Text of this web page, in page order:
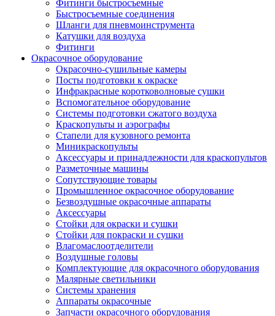
Фитинги быстросъемные
Быстросъемные соединения
Шланги для пневмоинструмента
Катушки для воздуха
Фитинги
Окрасочное оборудование
Окрасочно-сушильные камеры
Посты подготовки к окраске
Инфракрасные коротковолновые сушки
Вспомогательное оборудование
Системы подготовки сжатого воздуха
Краскопульты и аэрографы
Стапели для кузовного ремонта
Миникраскопульты
Аксессуары и принадлежности для краскопультов
Разметочные машины
Сопутствующие товары
Промышленное окрасочное оборудование
Безвоздушные окрасочные аппараты
Аксессуары
Стойки для окраски и сушки
Стойки для покраски и сушки
Влагомаслоотделители
Воздушные головы
Комплектующие для окрасочного оборудования
Малярные светильники
Системы хранения
Аппараты окрасочные
Запчасти окрасочного оборудования